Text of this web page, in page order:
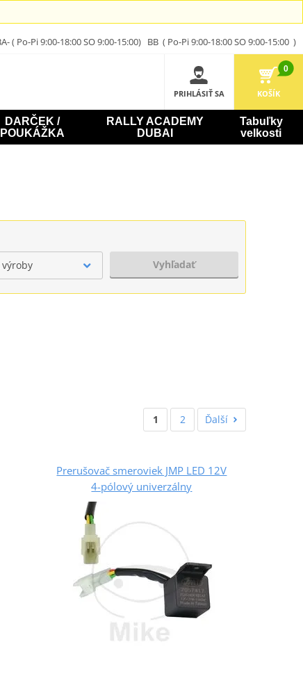
( Po-Pi 9:00-18:00 SO 9:00-15:00) BB ( Po-Pi 9:00-18:00 SO 9:00-15:00 )
PRIHLÁSIŤ SA
0
KOŠÍK
DARČEK /
POUKÁŽKA
RALLY ACADEMY
DUBAI
Tabuľky
velkosti
výroby Vyhľadať
1 2 Ďalší
Prerušovač smeroviek JMP LED 12V
4-pólový univerzálny